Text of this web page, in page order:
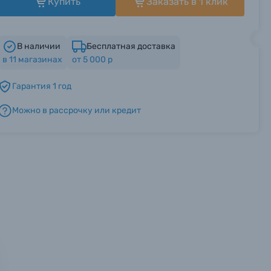
В наличии
в 11 магазинах
Бесплатная доставка
от 5 000 р
Гарантия 1 год
Можно в рассрочку или кредит